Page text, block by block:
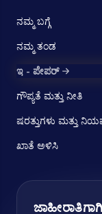
ನಮ್ಮ ಬಗ್ಗೆ
ನಮ್ಮ ತಂಡ
ಇ - ಪೇಪರ್
ಗೌಪ್ಯತೆ ಮತ್ತು ನೀತಿ
ಷರತ್ತುಗಳು ಮತ್ತು
ಖಾತೆ ಅಳಿಸಿ
ಜಾಹೀರಾತಿಗಾಗಿ